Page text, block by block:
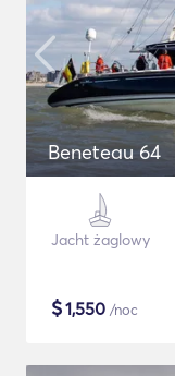
Beneteau 64
Jacht żaglowy
$1,550 /noc